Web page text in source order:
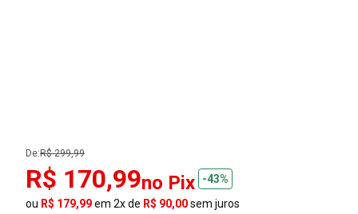
De:R$ 299,99
R$ 170,99no Pix
-43%
ou R$ 179,99em 2x de R$ 90,00sem juros